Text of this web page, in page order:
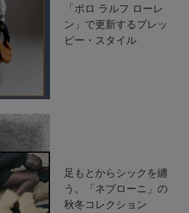
「ポロ ラルフ ローレ
ン」で更新するプレッ
ピー・スタイル
足もとからシックを纏
う。「ネブローニ」の
秋冬コレクション